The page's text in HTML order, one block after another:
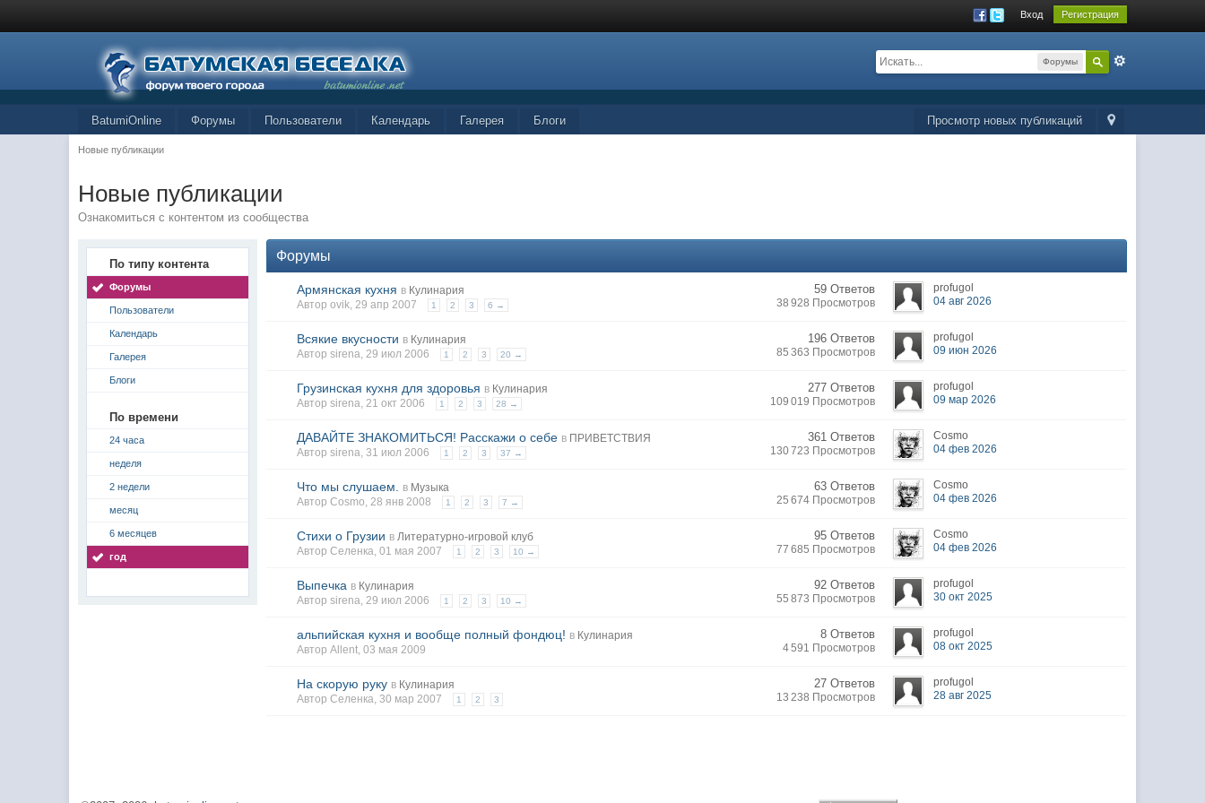
Вход Регистрация
Форумы
Просмотр новых публикаций
BatumiOnline Форумы Пользователи Календарь Галерея Блоги
Новые публикации
Новые публикации
Ознакомиться с контентом из сообщества
По типу контента
Форумы
Пользователи
Календарь
Галерея
Блоги
По времени
24 часа
неделя
2 недели
месяц
6 месяцев
год
Форумы
Армянская кухня в Кулинария
Автор ovik, 29 апр 2007
1 2 3 6 →
59 Ответов
38 928 Просмотров
profugol
04 авг 2026
Всякие вкусности в Кулинария
Автор sirena, 29 июл 2006
1 2 3 20 →
196 Ответов
85 363 Просмотров
profugol
09 июн 2026
Грузинская кухня для здоровья в Кулинария
Автор sirena, 21 окт 2006
1 2 3 28 →
277 Ответов
109 019 Просмотров
profugol
09 мар 2026
ДАВАЙТЕ ЗНАКОМИТЬСЯ! Расскажи о себе в ПРИВЕТСТВИЯ
Автор sirena, 31 июл 2006
1 2 3 37 →
361 Ответов
130 723 Просмотров
Cosmo
04 фев 2026
Что мы слушаем. в Музыка
Автор Cosmo, 28 янв 2008
1 2 3 7 →
63 Ответов
25 674 Просмотров
Cosmo
04 фев 2026
Стихи о Грузии в Литературно-игровой клуб
Автор Селенка, 01 мая 2007
1 2 3 10 →
95 Ответов
77 685 Просмотров
Cosmo
04 фев 2026
Выпечка в Кулинария
Автор sirena, 29 июл 2006
1 2 3 10 →
92 Ответов
55 873 Просмотров
profugol
30 окт 2025
альпийская кухня и вообще полный фондюц! в Кулинария
Автор Allent, 03 мая 2009
8 Ответов
4 591 Просмотров
profugol
08 окт 2025
На скорую руку в Кулинария
Автор Селенка, 30 мар 2007
1 2 3
27 Ответов
13 238 Просмотров
profugol
28 авг 2025